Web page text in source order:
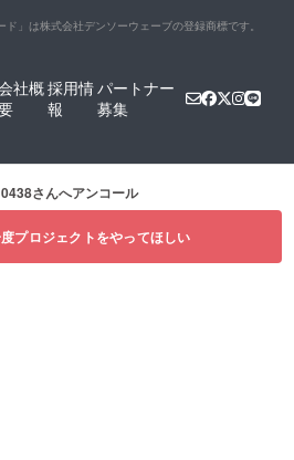
ド」は株式会社デンソーウェーブの登録商標です。
社概採用情
報
パートナー
募集
さんへアンコール
プロジェクトをやってほしい